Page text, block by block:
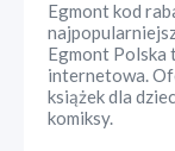
Egmont kod
Egmont Polska
internetowa.
książek dla
komiksy.